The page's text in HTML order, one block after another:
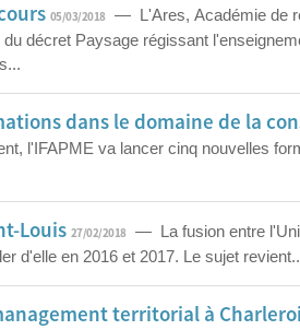
05/03/2018 — L'Ares, Académie de
décret Paysage régissant
dans le domaine de la
l'IFAPME va lancer cinq nouvelles
Louis 27/02/2018 — La fusion entre
d'elle en 2016 et 2017. Le sujet
territorial à Charleroi